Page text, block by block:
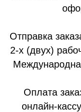
Отправка
2-х (двух)
Оплата
онлайн-